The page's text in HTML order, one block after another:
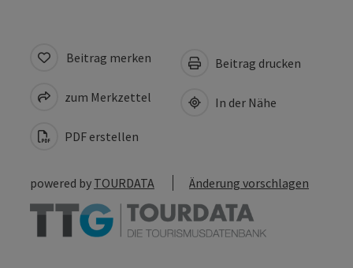
Beitrag merken
zum Merkzettel
PDF erstellen
Beitrag drucken
In der Nähe
powered by TOURDATA Änderung vorschlagen